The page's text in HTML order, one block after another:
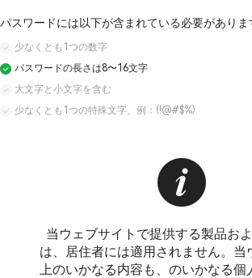
パスワードには以下が含まれている必要がありま
少なくとも1つの数字
パスワードの長さは8〜16文字
大文字と小文字を含む
少なくとも1つの特殊文字、例：(!@#$%)
当ウェブサイトで提供する製品お
は、居住者には適用されません。当
上のいかなる内容も、のいかなる個